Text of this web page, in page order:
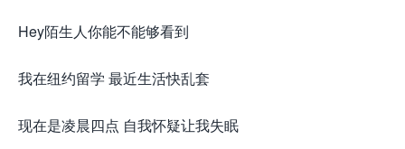
Hey陌生人你能不能够看到
我在纽约留学 最近生活快乱套
现在是凌晨四点 自我怀疑让我失眠